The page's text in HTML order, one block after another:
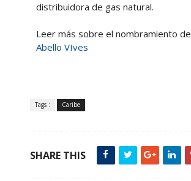
distribuidora de gas natural.
Leer más sobre el nombramiento de
Abello VIves
Tags : Caribe
SHARE THIS